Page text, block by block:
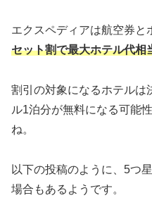
エクスペディアは航空券と
セット割で最大ホテル代相
割引の対象になるホテルは
ル1泊分が無料になる可能
ね。
以下の投稿のように、5つ
場合もあるようです。